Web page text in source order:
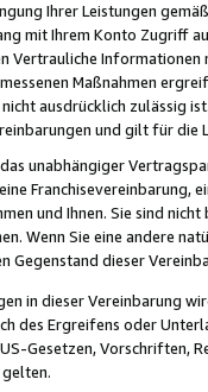
Ihrer Leistungen
mit Ihrem Konto
Vertrauliche
Maßnahmen
ausdrücklich zulässig
und gilt für die
unabhängiger
Franchisevereinbarung,
und Ihnen. Sie sind
Wenn Sie eine andere
Gegenstand dieser
in dieser Vereinbarung
des Ergreifens oder
Gesetzen, Vorschriften,